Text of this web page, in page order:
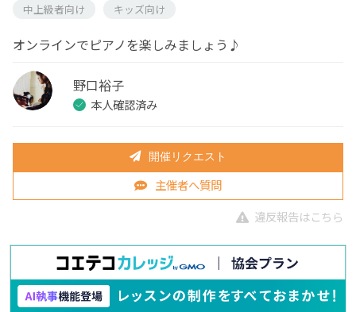
中上級者向け
キッズ向け
オンラインでピアノを楽しみましょう♪
野口裕子
本人確認済み
開催リクエスト
主催者へ質問
違反報告はこちら